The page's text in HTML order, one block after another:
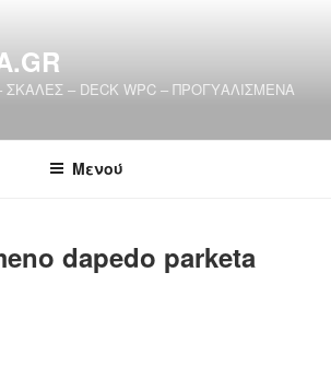
– DECK WPC – ΠΡΟΓΥΑΛΙΣΜΕΝΑ
Μενού
dapedo parketa